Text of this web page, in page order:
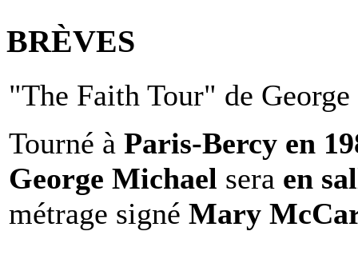
BRÈVES
"The Faith Tour" de
Tourné à Paris-Bercy en
George Michael sera en
métrage signé Mary